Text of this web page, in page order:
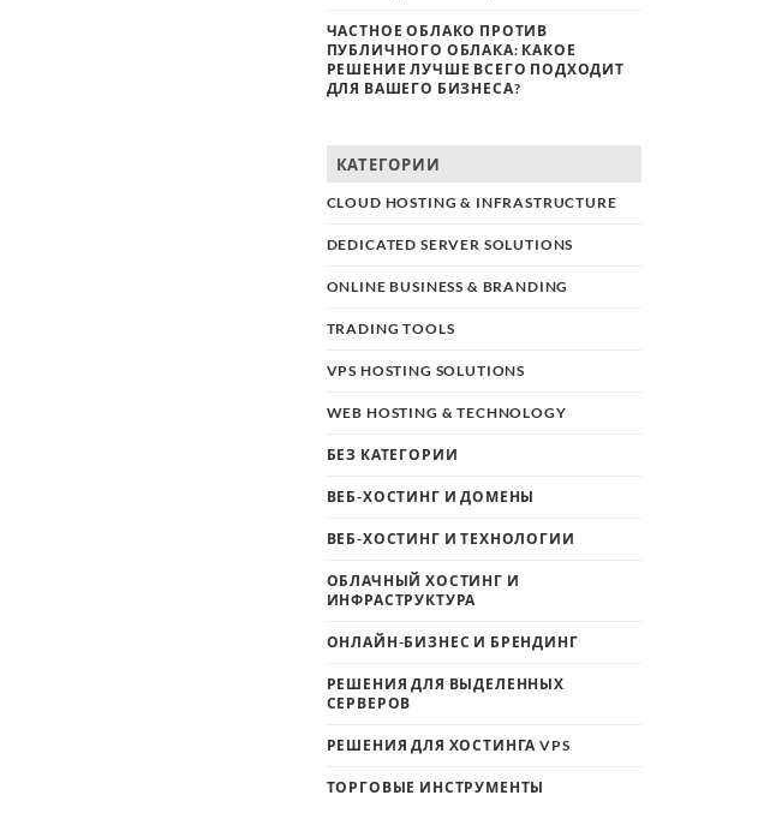
ЧАСТНОЕ ОБЛАКО ПРОТИВ
ПУБЛИЧНОГО ОБЛАКА: КАКОЕ
РЕШЕНИЕ ЛУЧШЕ ВСЕГО ПОДХОДИТ
ДЛЯ ВАШЕГО БИЗНЕСА?
КАТЕГОРИИ
CLOUD HOSTING & INFRASTRUCTURE
DEDICATED SERVER SOLUTIONS
ONLINE BUSINESS & BRANDING
TRADING TOOLS
VPS HOSTING SOLUTIONS
WEB HOSTING & TECHNOLOGY
БЕЗ КАТЕГОРИИ
ВЕБ-ХОСТИНГ И ДОМЕНЫ
ВЕБ-ХОСТИНГ И ТЕХНОЛОГИИ
ОБЛАЧНЫЙ ХОСТИНГ И
ИНФРАСТРУКТУРА
ОНЛАЙН-БИЗНЕС И БРЕНДИНГ
РЕШЕНИЯ ДЛЯ ВЫДЕЛЕННЫХ
СЕРВЕРОВ
РЕШЕНИЯ ДЛЯ ХОСТИНГА VPS
ТОРГОВЫЕ ИНСТРУМЕНТЫ